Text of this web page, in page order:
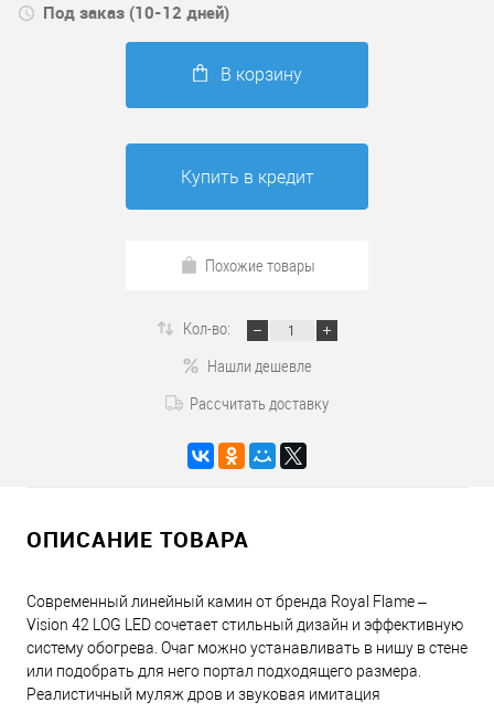
Под заказ (10-12 дней)
В корзину
Купить в кредит
Похожие товары
Кол-во:
Нашли дешевле
Рассчитать доставку
ОПИСАНИЕ ТОВАРА
Современный линейный камин от бренда Royal Flame –
Vision 42 LOG LED сочетает стильный дизайн и эффективную
систему обогрева. Очаг можно устанавливать в нишу в стене
или подобрать для него портал подходящего размера.
Реалистичный муляж дров и звуковая имитация